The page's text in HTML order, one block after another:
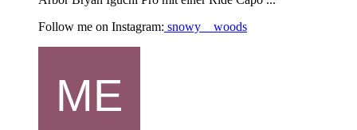
Follow me on Instagram: snowy__woods